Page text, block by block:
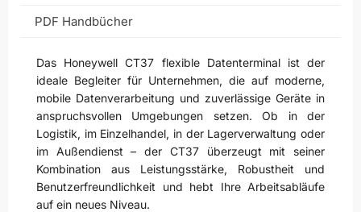
PDF Handbücher
Das Honeywell CT37 flexible Datenterminal ist der
ideale Begleiter für Unternehmen, die auf moderne,
mobile Datenverarbeitung und zuverlässige Geräte in
anspruchsvollen Umgebungen setzen. Ob in der
Logistik, im Einzelhandel, in der Lagerverwaltung oder
im Außendienst – der CT37 überzeugt mit seiner
Kombination aus Leistungsstärke, Robustheit und
Benutzerfreundlichkeit und hebt Ihre Arbeitsabläufe
auf ein neues Niveau.